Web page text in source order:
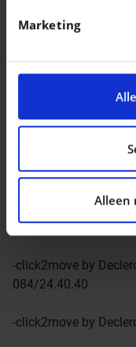
in. U kunt uw
intrekken in de
personaliseren,
bieden en om ons
delen we
onze partners voor
combineren met
verstrekt of die ze
gebruik van hun
Marketing
Alleen
Nous vous donnons
l’un de nos points de
-click2move by
-click2move by
-click2move by
-click2move by
084/24.40.40
-click2move by